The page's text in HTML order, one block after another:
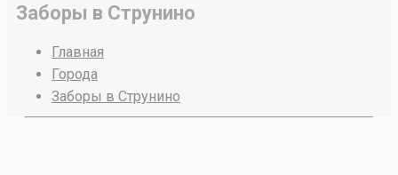
Заборы в Струнино
Главная
Города
Заборы в Струнино